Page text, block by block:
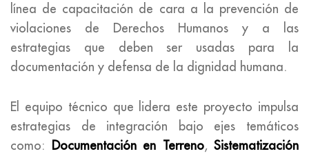
línea de capacitación de cara a la prevención de
violaciones de Derechos Humanos y a las
estrategias que deben ser usadas para la
documentación y defensa de la dignidad humana.
El equipo técnico que lidera este proyecto impulsa
estrategias de integración bajo ejes temáticos
como: Documentación en Terreno, Sistematización